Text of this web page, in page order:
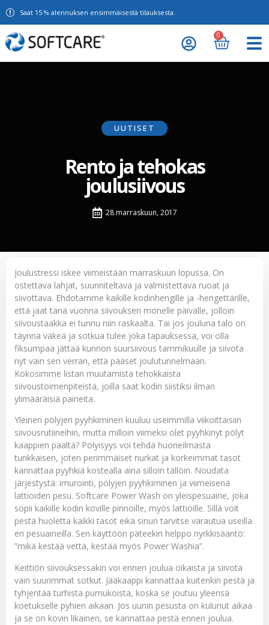
Saat 15 % alennuksen ensimmäisestä tilauksesta.
0
UUTISET
Rento ja tehokas
joulusiivous
28 marraskuun, 2017
Joulustressi iskee viimeistään marraskuun lopussa. On
ostettava lahjat, suunniteltava ja valmistettava ruoat ja
siivottava. Ehdotamme kaikille kodinhengille ja -hengettärille,
että jaat tänä vuonna siivouksen monelle päivälle, jolloin
siivoustaakka ei tunnu niin raskaalta. Tai jos jouluna talo on
täynnä väkeä ja sotkua tulee joka tapauksessa, voi olla
fiksumpaa jättää kunnon suursiivous tammikuulle ja siivota
nyt vain sen verran, että pääset joulutunnelmaan.
Kokosimme listan muutamista tehokkaista
siivoustoimenpiteistä, joilla saat kodin siistiksi ilman
ylimääräisiä paineita.
Yleinen pölyjen pyyhkiminen kuuluu useimmilla viikoittaisiin
siivousrutiineihin, mutta milloin viimeksi olet pyyhkinyt pölyt
kaappien päältä? Pölyisyys voi tehdä huoneilmasta
tunkkaisen, joten perimmäiset nurkat ja korkeimmat tasot
kannattaa pyyhkiä kostealla aina silloin tällöin. Noudata
järjestystä: imurointi, pölyjen pyyhkiminen ja viimeisenä
lattioiden pesu. Softcare Power Wash on yleispesuaine, joka
sopii kaikille kodin koville pinnoille, myös lattioille. Sillä voit
pestä huoletta kaikki tasot eikä sinun tarvitse varautua useilla
eri pesuaineilla. Sen käyttöön päteekin helppo nyrkkisääntö:
”mikä kestää vettä, kestää myös Power Washia”.
Keittiön siivouksessakin voi ennen joulua oikaista ja siivota
vain suurimmat sotkut. Jääkaappi kannattaa kuitenkin pestä ja
tyhjentää turhista purnukoista, koska se joutuu yleensä
koetukselle pyhien aikaan. Jos uunin pesusta on kulunut aikaa
ja se on kovin likainen, se kannattaa pestä ennen joulua.